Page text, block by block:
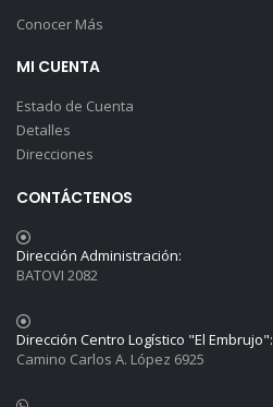
Conocer Más
MI CUENTA
Estado de Cuenta
Detalles
Direcciones
CONTÁCTENOS
Dirección Administración:
BATOVI 2082
Dirección Centro Logístico "El Embrujo":
Camino Carlos A. López 6925